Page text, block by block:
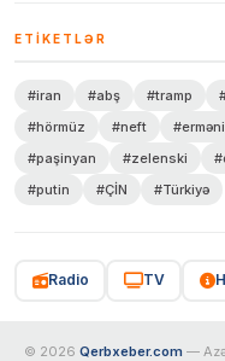
ETIKETLƏR
#iran #abş #tramp
#hörmüz
#neft
#paşinyan
#zelenski
#putin
#ÇİN #Türkiyə
Radio TV
© 2026 Qerbxeber.com —